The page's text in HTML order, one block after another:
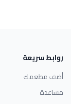
روابط سريعة
أضف مطعمك
مساعدة